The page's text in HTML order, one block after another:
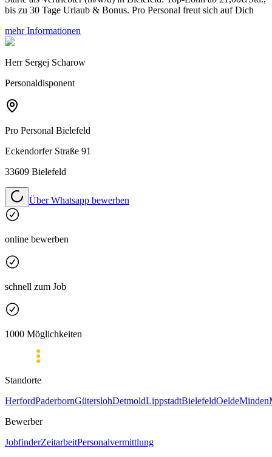
bis zu 30 Tage Urlaub & Bonus. Pro Personal freut sich auf Dich
mehr Informationen
Herr Sergej Scharow
Personaldisponent
Pro Personal Bielefeld
Eckendorfer Straße 91
33609 Bielefeld
Über Whatsapp bewerben
online bewerben
schnell zum Job
1000 Möglichkeiten
Standorte
HerfordPaderbornGüterslohDetmoldLippstadtBielefeldOeldeMinden
Bewerber
JobfinderZeitarbeitPersonalvermittlung